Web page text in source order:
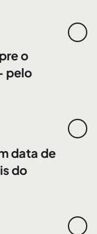
o
pelo
data de
do